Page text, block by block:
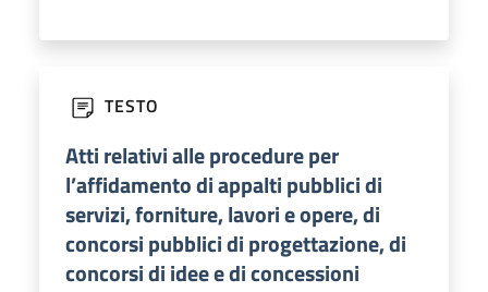
TESTO
Atti relativi alle procedure per
l’affidamento di appalti pubblici di
servizi, forniture, lavori e opere, di
concorsi pubblici di progettazione, di
concorsi di idee e di concessioni